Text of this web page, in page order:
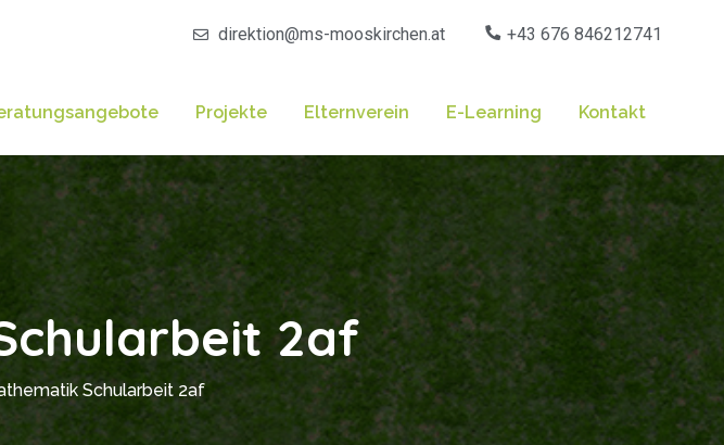
direktion@ms-mooskirchen.at +43 676 846212741
Projekte Elternverein E-Learning Kontakt
2af
Schularbeit 2af